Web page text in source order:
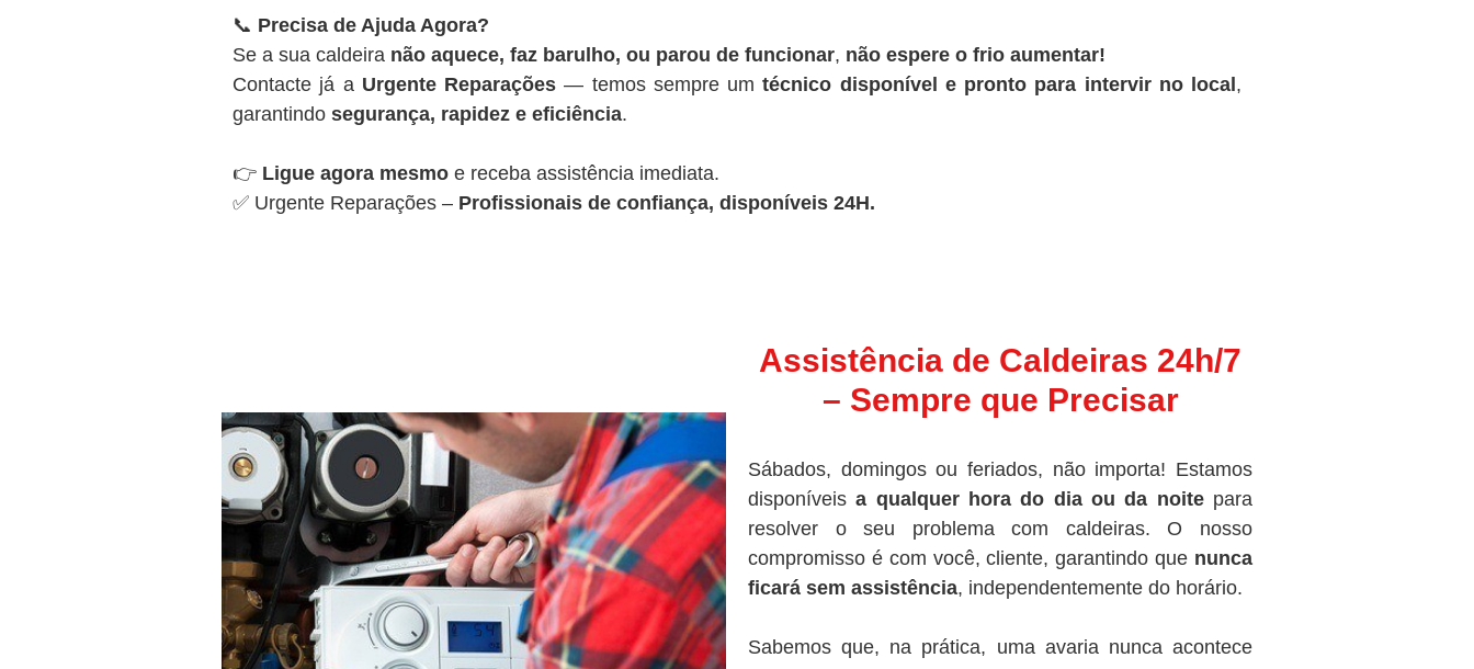
📞 Precisa de Ajuda Agora?
Se a sua caldeira não aquece, faz barulho, ou parou de funcionar, não espere o frio aumentar!
Contacte já a Urgente Reparações — temos sempre umtécnico disponível e pronto para intervir no local ,
garantindo segurança, rapidez e eficiência.
👉 Ligue agora mesmo e receba assistência imediata.
✅ Urgente Reparações – Profissionais de confiança, disponíveis 24H.
Assistência de Caldeiras 24h/7
– Sempre que Precisar
Sábados, domingos ou feriados, não importa! Estamos
disponíveisa qualquer hora do dia ou da noitepara
resolver o seu problema com caldeiras. O nosso
compromisso é com você, cliente, garantindo que nunca
ficará sem assistência, independentemente do horário.
Sabemos que, na prática, uma avaria nunca acontece